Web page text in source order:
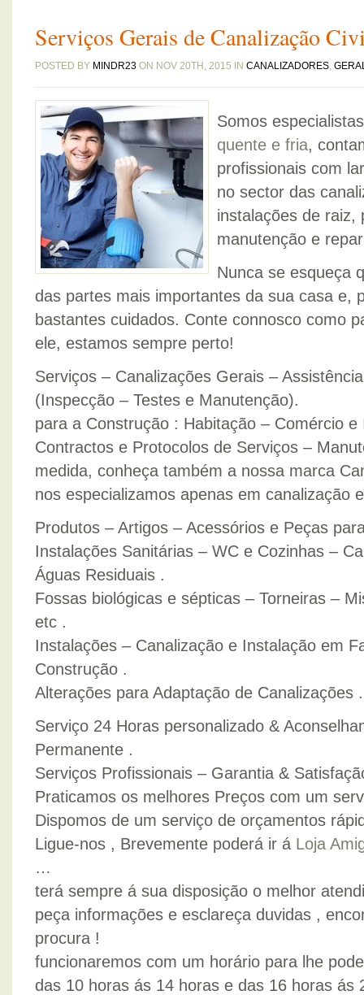
Serviços Gerais de Canalização
POSTED BY MINDR23 ON NOV 20TH, 2015 IN CANALIZADORES,
Somos
quente e fria,
profissionais com
no sector das
instalações de raiz,
manutenção e
Nunca se esqueça
das partes mais importantes da sua casa e,
bastantes cuidados. Conte connosco como
ele, estamos sempre perto!
Serviços – Canalizações Gerais –
(Inspecção – Testes e Manutenção).
para a Construção : Habitação – Comércio e
Contractos e Protocolos de Serviços –
medida, conheça também a nossa marca
nos especializamos apenas em canalização
Produtos – Artigos – Acessórios e Peças
Instalações Sanitárias – WC e Cozinhas –
Águas Residuais .
Fossas biológicas e sépticas – Torneiras –
etc .
Instalações – Canalização e Instalação em
Construção .
Alterações para Adaptação de Canalizações .
Serviço 24 Horas personalizado &
Permanente .
Serviços Profissionais – Garantia &
Praticamos os melhores Preços com um
Dispomos de um serviço de orçamentos
Ligue-nos , Brevemente poderá ir á Loja
…
terá sempre á sua disposição o melhor
peça informações e esclareça duvidas ,
procura !
funcionaremos com um horário para lhe
das 10 horas ás 14 horas e das 16 horas ás